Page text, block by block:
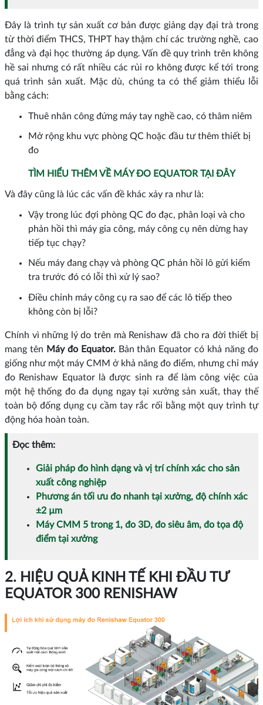
Đây là trình tự sản xuất cơ bản được giảng dạy đại trà trong
từ thời điểm THCS, THPT hay thậm chí các trường nghề, cao
đẳng và đại học thường áp dụng. Vấn đề quy trình trên không
hề sai nhưng có rất nhiều các rủi ro không được kể tới trong
quá trình sản xuất. Mặc dù, chúng ta có thể giảm thiểu lỗi
bằng cách:
Thuê nhân công đứng máy tay nghề cao, có thâm niêm
Mở rộng khu vực phòng QC hoặc đầu tư thêm thiết bị
đo
TÌM HIỂU THÊM VỀ MÁY ĐO EQUATOR TẠI ĐÂY
Và đây cũng là lúc các vấn đề khác xảy ra như là:
Vậy trong lúc đợi phòng QC đo đạc, phân loại và cho
phản hồi thì máy gia công, máy công cụ nên dừng hay
tiếp tục chạy?
Nếu máy đang chạy và phòng QC phản hồi lô gửi kiểm
tra trước đó có lỗi thì xử lý sao?
Điều chỉnh máy công cụ ra sao để các lô tiếp theo
không còn bị lỗi?
Chính vì những lý do trên mà Renishaw đã cho ra đời thiết bị
mang tên Máy đo Equator.Bản thân Equator có khả năng đo
giống như một máy CMM ở khả năng đo điểm, nhưng chỉ máy
đo Renishaw Equator là được sinh ra để làm công việc của
một hệ thống đo đa dụng ngay tại xưởng sản xuất, thay thế
toàn bộ đống dụng cụ cầm tay rắc rối bằng một quy trình tự
động hóa hoàn toàn.
Đọc thêm:
Giải pháp đo hình dạng và vị trí chính xác cho sản
xuất công nghiệp
Phương án tối ưu đo nhanh tại xưởng, độ chính xác
±2 µm
Máy CMM 5 trong 1, đo 3D, đo siêu âm, đo tọa độ
điểm tại xưởng
2. HIỆU QUẢ KINH TẾ KHI ĐẦU TƯ
EQUATOR 300 RENISHAW